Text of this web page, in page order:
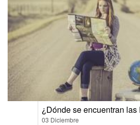
¿Dónde se encuentran las
03 Diciembre